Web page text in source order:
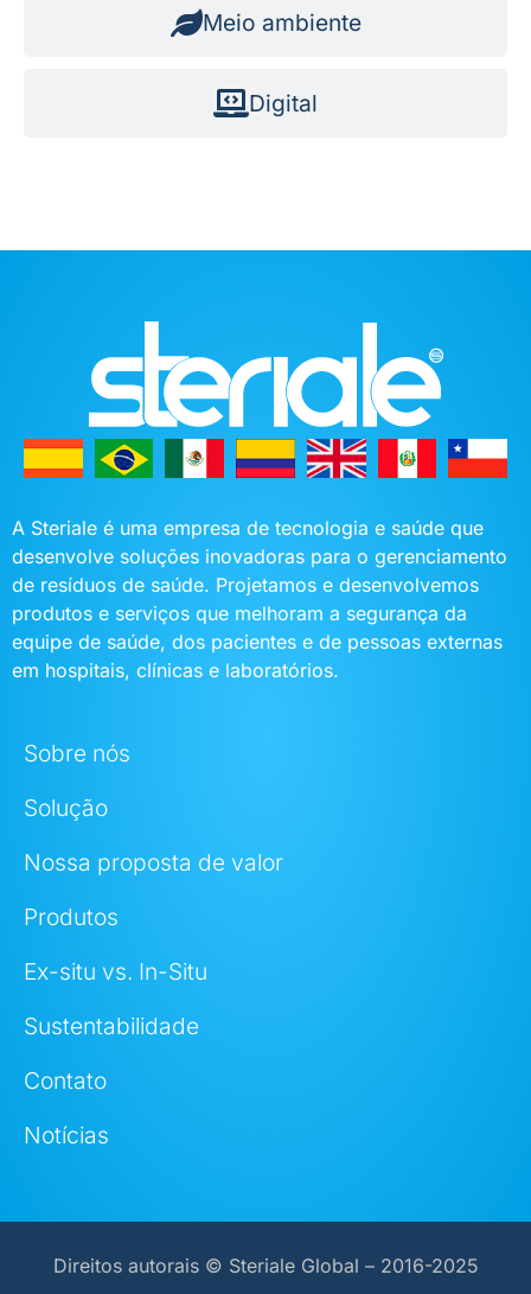
Meio ambiente
Digital
A Steriale é uma empresa de tecnologia e saúde que
desenvolve soluções inovadoras para o gerenciamento
de resíduos de saúde. Projetamos e desenvolvemos
produtos e serviços que melhoram a segurança da
equipe de saúde, dos pacientes e de pessoas externas
em hospitais, clínicas e laboratórios.
Sobre nós
Solução
Nossa proposta de valor
Produtos
Ex-situ vs. In-Situ
Sustentabilidade
Contato
Notícias
Direitos autorais © Steriale Global – 2016-2025